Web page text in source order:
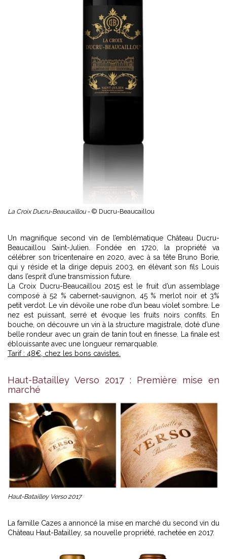
La Croix Ducru-Beaucaillou - © Ducru-Beaucaillou
Un magnifique second vin de l’emblématique Château Ducru-
Beaucaillou Saint-Julien. Fondée en 1720, la propriété va
célébrer son tricentenaire en 2020, avec à sa tête Bruno Borie,
qui y réside et la dirige depuis 2003, en élèvant son fils Louis
dans l’esprit d’une transmission future.
La Croix Ducru-Beaucaillou 2015 est le fruit d’un assemblage
composé à 52 % cabernet-sauvignon, 45 % merlot noir et 3%
petit verdot. Le vin dévoile une robe d’un beau violet sombre. Le
nez est puissant, serré et évoque les fruits noirs confits. En
bouche, on découvre un vin à la structure magistrale, doté d’une
belle rondeur avec un grain de tanin tout en finesse. La finale est
éblouissante avec une longueur remarquable.
Tarif : 48€, chez les bons cavistes.
Haut-Batailley Verso 2017 : Première mise en
marché
Haut-Batailley Verso 2017
La famille Cazes a annoncé la mise en marché du second vin du
Château Haut-Batailley, sa nouvelle propriété, rachetée en 2017.